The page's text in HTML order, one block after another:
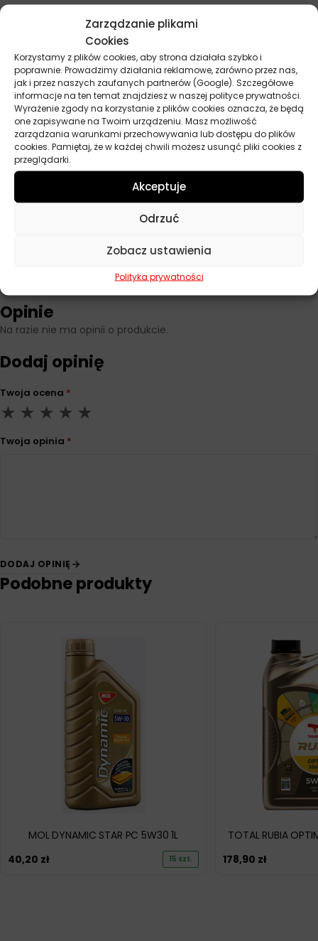
Zarządzanie plikami
Cookies
Korzystamy z plików cookies, aby strona działała szybko i
poprawnie. Prowadzimy działania reklamowe, zarówno przez nas,
jak i przez naszych zaufanych partnerów (Google). Szczegółowe
informacje na ten temat znajdziesz w naszej polityce prywatności.
Wyrażenie zgody na korzystanie z plików cookies oznacza, że będą
one zapisywane na Twoim urządzeniu. Masz możliwość
zarządzania warunkami przechowywania lub dostępu do plików
cookies. Pamiętaj, że w każdej chwili możesz usunąć pliki cookies z
przeglądarki.
Akceptuje
Odrzuć
Zobacz ustawienia
Polityka prywatności
Parametry techniczne
Producent Elf
Baza Syntetyczny
Lepkość 5W-30
Przeznaczenie
C4
RN 0720
1 l
Opinie
Na razie nie ma opinii o produkcie.
Dodaj opinię
Twoja ocena *
Twoja opinia *
DODAJ OPINIĘ
Podobne produkty
MOL DYNAMIC STAR PC 5W30 1L
40,20 zł 15 szt.
TOTAL RUBIA
178,90 zł